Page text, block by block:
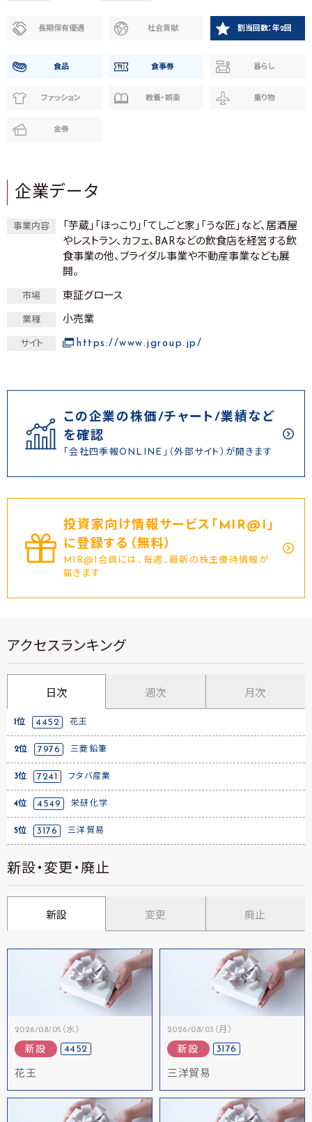
長期保有優遇 社会貢献 割当回数：年2回
食品 食事券 暮らし
ファッション 教養・娯楽 乗り物
金券
企業データ
事業内容
「芋蔵」「ほっこり」「てしごと家」「うな匠」など、居酒屋
やレストラン、カフェ、BARなどの飲食店を経営する飲
食事業の他、ブライダル事業や不動産事業なども展
開。
市場 東証グロース
業種 小売業
サイト https://www.jgroup.jp/
この企業の株価/チャート/業績など
を確認
「会社四季報ONLINE」（外部サイト）が開きます
投資家向け情報サービス｢MIR@I｣
に登録する（無料）
MIR@I会員には、毎週、最新の株主優待情報が
届きます
アクセスランキング
日次 週次 月次
1位 4452 花王
2位 7976 三菱鉛筆
3位 7241 フタバ産業
4位 4549 栄研化学
5位 3176 三洋貿易
新設・変更・廃止
新設 変更 廃止
2026/08/05（水）
新設 4452
花王
2026/08/03（月）
新設 3176
三洋貿易